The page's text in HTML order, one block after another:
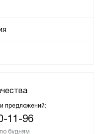
предложений:
11-96
будням